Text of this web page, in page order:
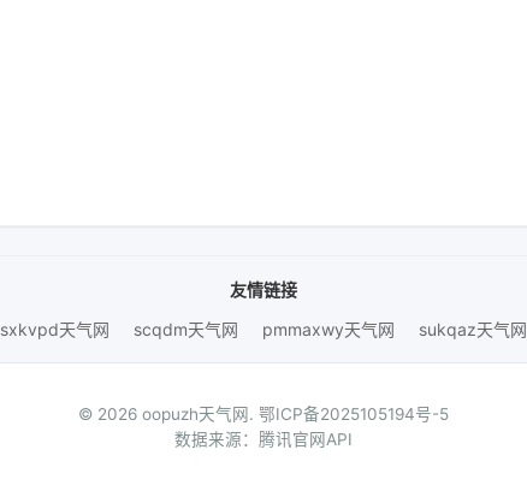
友情链接
sxkvpd天气网
scqdm天气网 pmmaxwy天气网 sukqaz天气网
© 2026 oopuzh天气网. 鄂ICP备2025105194号-5
数据来源：腾讯官网API